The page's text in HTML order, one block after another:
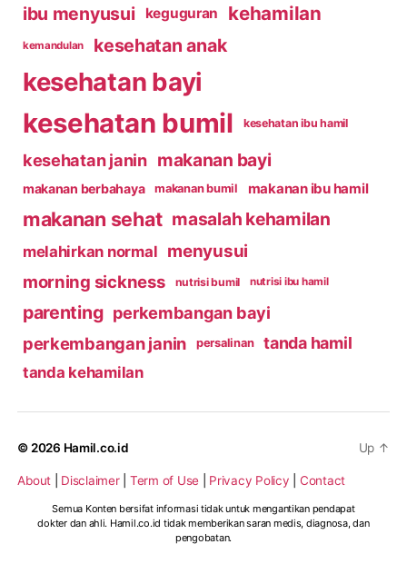
ibu menyusui keguguran kehamilan
kemandulan kesehatan anak
kesehatan bayi
kesehatan bumil kesehatan ibu hamil
kesehatan janin makanan bayi
makanan berbahaya makanan bumil makanan ibu hamil
makanan sehat masalah kehamilan
melahirkan normal menyusui
morning sickness nutrisi bumil nutrisi ibu hamil
parenting perkembangan bayi
perkembangan janin
persalinan tanda hamil
tanda kehamilan
© 2026 Hamil.co.id
About Disclaimer| Term of Use Privacy Policy Contact
Up ↑
Semua Konten bersifat informasi tidak untuk mengantikan pendapat
dokter dan ahli. Hamil.co.id tidak memberikan saran medis, diagnosa, dan
pengobatan.